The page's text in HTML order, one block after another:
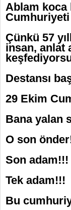
Ablam koca
Cumhuriyeti
Çünkü 57
insan, anlat
Destansı
29 Ekim
Bana yalan
O son
Son adam!!!
Tek adam!!!
Bu